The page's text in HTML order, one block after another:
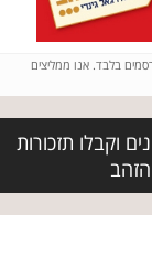
בלבד. אנו ממליצים
וקבלו תזכורות
הזהב